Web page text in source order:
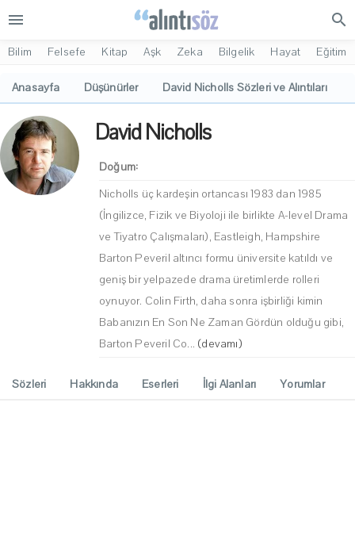
menu search
Bilim Felsefe Kitap Aşk Zeka Bilgelik Hayat Eğitim
Anasayfa Düşünürler David Nicholls Sözleri ve Alıntıları
David Nicholls
Doğum:
Nicholls üç kardeşin ortancası 1983 dan 1985
(İngilizce, Fizik ve Biyoloji ile birlikte A-level Drama
ve Tiyatro Çalışmaları), Eastleigh, Hampshire
Barton Peveril altıncı formu üniversite katıldı ve
geniş bir yelpazede drama üretimlerde rolleri
oynuyor. Colin Firth, daha sonra işbirliği kimin
Babanızın En Son Ne Zaman Gördün olduğu gibi,
Barton Peveril Co... (devamı)
Sözleri Hakkında Eserleri İlgi Alanları Yorumlar